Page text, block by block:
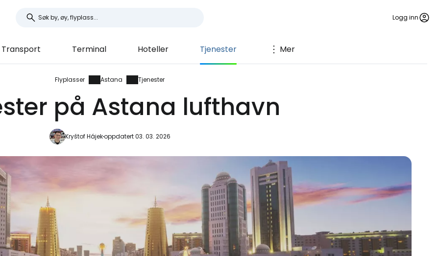
Logg inn
Transport Terminal Hoteller Tjenester Mer
Flyplasser Astana Tjenester
på Astana lufthavn
Kryštof Hájekoppdatert 03. 03. 2026